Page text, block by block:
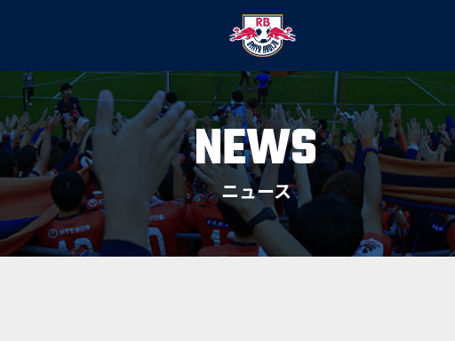
NEWS
ニュース